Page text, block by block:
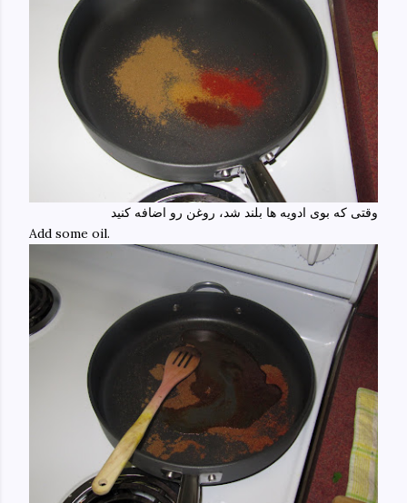
وقتی که بوی ادویه ها بلند شد، روغن رو اضافه کنید
Add some oil.